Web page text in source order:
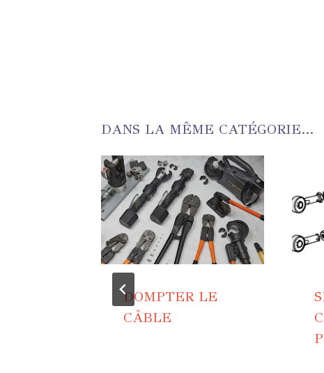
DANS LA MÊME CATÉGORIE...
DOMPTER LE
CÂBLE